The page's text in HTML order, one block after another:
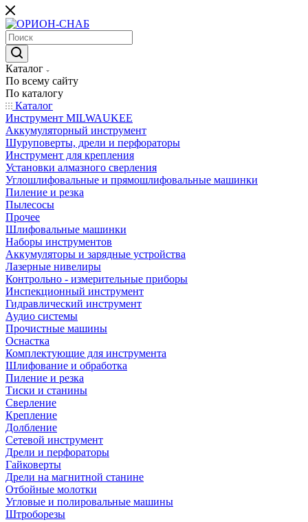
Каталог
По всему сайту
По каталогу
Каталог
Инструмент MILWAUKEE
Аккумуляторный инструмент
Шуруповерты, дрели и перфораторы
Инструмент для крепления
Установки алмазного сверления
Углошлифовальные и прямошлифовальные машинки
Пиление и резка
Пылесосы
Прочее
Шлифовальные машинки
Наборы инструментов
Аккумуляторы и зарядные устройства
Лазерные нивелиры
Контрольно - измерительные приборы
Инспекционный инструмент
Гидравлический инструмент
Аудио системы
Прочистные машины
Оснастка
Комплектующие для инструмента
Шлифование и обработка
Пиление и резка
Тиски и станины
Сверление
Крепление
Долбление
Сетевой инструмент
Дрели и перфораторы
Гайковерты
Дрели на магнитной станине
Отбойные молотки
Угловые и полировальные машины
Штроборезы